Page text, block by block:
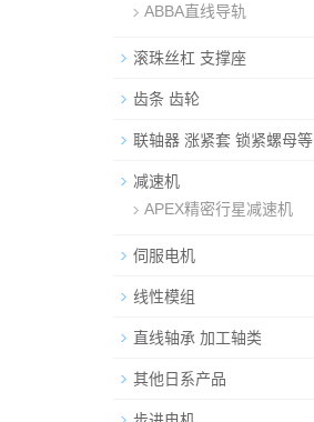
ABBA直线导轨
滚珠丝杠 支撑座
齿条 齿轮
联轴器 涨紧套 锁紧螺母等
减速机
APEX精密行星减速机
伺服电机
线性模组
直线轴承 加工轴类
其他日系产品